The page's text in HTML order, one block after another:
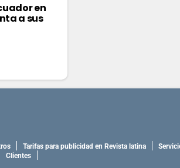
en
a sus
Tarifas para publicidad en Revista latina
Clientes